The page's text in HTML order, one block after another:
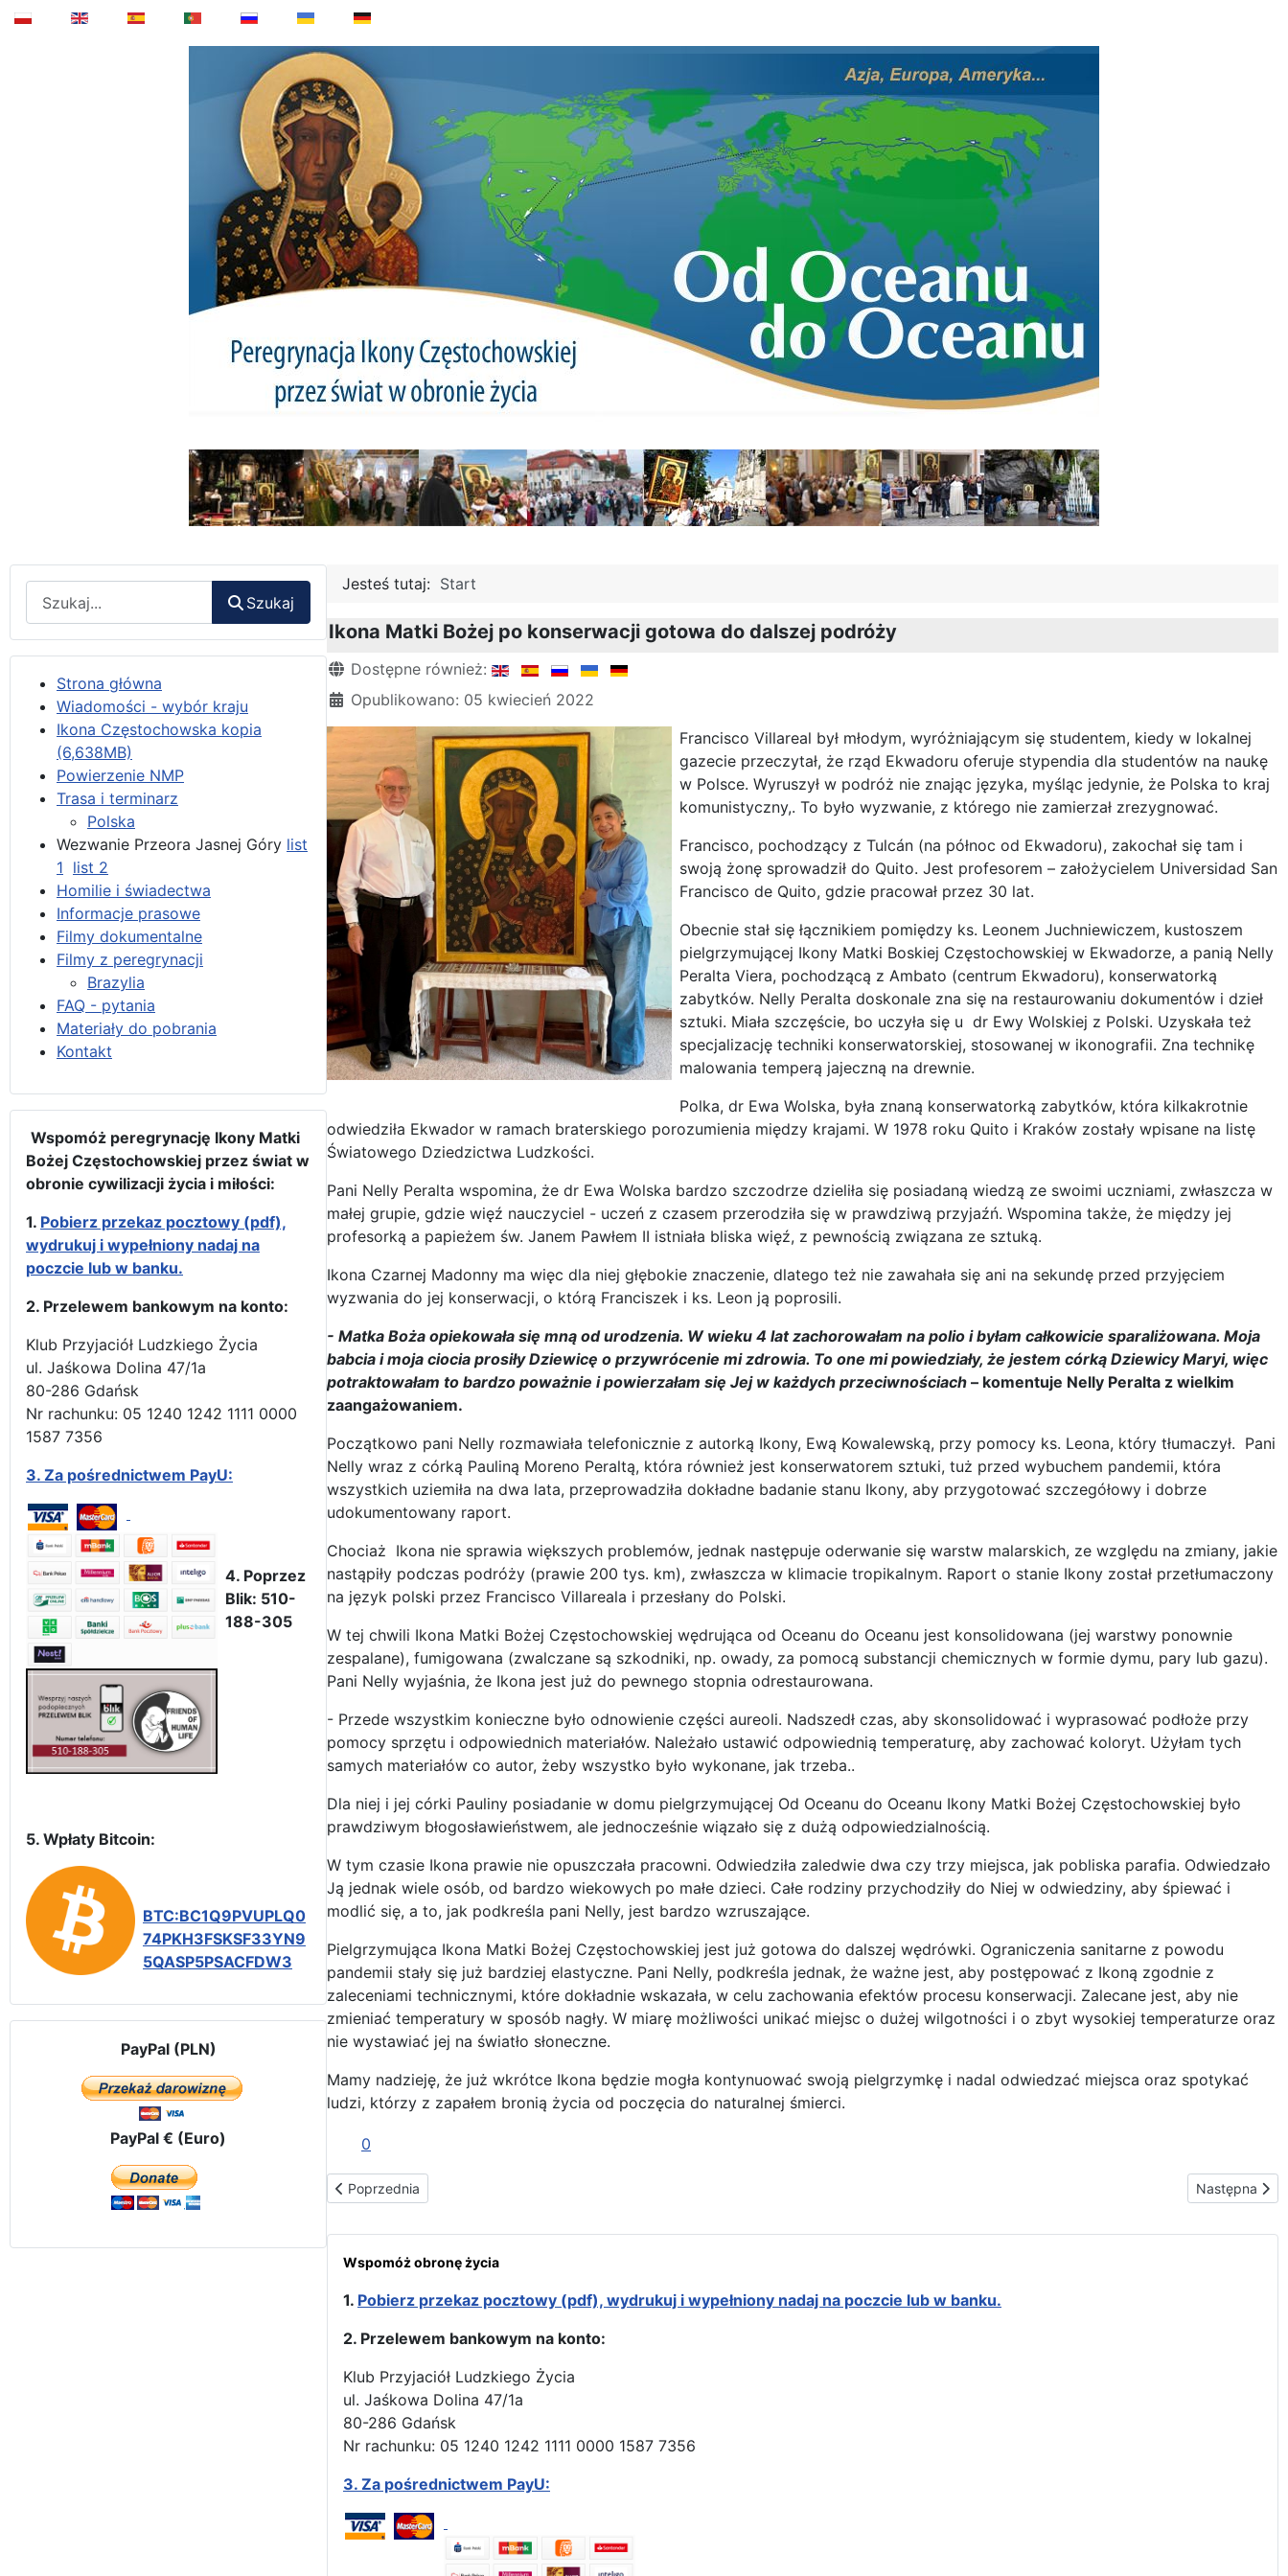
Szukaj
Strona główna
Wiadomości - wybór kraju
Ikona Częstochowska kopia
(6,638MB)
Powierzenie NMP
Trasa i terminarz
Polska
Wezwanie Przeora Jasnej Góry list
1 list 2
Homilie i świadectwa
Informacje prasowe
Filmy dokumentalne
Filmy z peregrynacji
Brazylia
FAQ - pytania
Materiały do pobrania
Kontakt
Wspomóż peregrynację Ikony Matki
Bożej Częstochowskiej przez świat w
obronie cywilizacji życia i miłości:
1. Pobierz przekaz pocztowy (pdf),
wydrukuj i wypełniony nadaj na
poczcie lub w banku.
2. Przelewem bankowym na konto:
Klub Przyjaciół Ludzkiego Życia
ul. Jaśkowa Dolina 47/1a
80-286 Gdańsk
Nr rachunku: 05 1240 1242 1111 0000
1587 7356
3. Za pośrednictwem PayU:
4. Poprzez
Blik: 510-
188-305
5. Wpłaty Bitcoin:
BTC:BC1Q9PVUPLQ0
74PKH3FSKSF33YN9
5QASP5PSACFDW3
PayPal (PLN)
PayPal € (Euro)
Jesteś tutaj: Start
Ikona Matki Bożej po konserwacji gotowa do dalszej podróży
Szczegóły
Dostępne również:
Opublikowano: 05 kwiecień 2022
Francisco Villareal był młodym, wyróżniającym się studentem, kiedy w lokalnej
gazecie przeczytał, że rząd Ekwadoru oferuje stypendia dla studentów na naukę
w Polsce. Wyruszył w podróż nie znając języka, myśląc jedynie, że Polska to kraj
komunistyczny,. To było wyzwanie, z którego nie zamierzał zrezygnować.
Francisco, pochodzący z Tulcán (na północ od Ekwadoru), zakochał się tam i
swoją żonę sprowadził do Quito. Jest profesorem – założycielem Universidad San
Francisco de Quito, gdzie pracował przez 30 lat.
Obecnie stał się łącznikiem pomiędzy ks. Leonem Juchniewiczem, kustoszem
pielgrzymującej Ikony Matki Boskiej Częstochowskiej w Ekwadorze, a panią Nelly
Peralta Viera, pochodzącą z Ambato (centrum Ekwadoru), konserwatorką
zabytków. Nelly Peralta doskonale zna się na restaurowaniu dokumentów i dzieł
sztuki. Miała szczęście, bo uczyła się u dr Ewy Wolskiej z Polski. Uzyskała też
specjalizację techniki konserwatorskiej, stosowanej w ikonografii. Zna technikę
malowania temperą jajeczną na drewnie.
Polka, dr Ewa Wolska, była znaną konserwatorką zabytków, która kilkakrotnie
odwiedziła Ekwador w ramach braterskiego porozumienia między krajami. W 1978 roku Quito i Kraków zostały wpisane na listę
Światowego Dziedzictwa Ludzkości.
Pani Nelly Peralta wspomina, że ​​dr Ewa Wolska bardzo szczodrze dzieliła się posiadaną wiedzą ze swoimi uczniami, zwłaszcza w
małej grupie, gdzie więź nauczyciel - uczeń z czasem przerodziła się w prawdziwą przyjaźń. Wspomina także, że między jej
profesorką a papieżem św. Janem Pawłem II istniała bliska więź, z pewnością związana ze sztuką.
Ikona Czarnej Madonny ma więc dla niej głębokie znaczenie, dlatego też nie zawahała się ani na sekundę przed przyjęciem
wyzwania do jej konserwacji, o którą Franciszek i ks. Leon ją poprosili.
- Matka Boża opiekowała się mną od urodzenia. W wieku 4 lat zachorowałam na polio i byłam całkowicie sparaliżowana. Moja
babcia i moja ciocia prosiły Dziewicę o przywrócenie mi zdrowia. To one mi powiedziały, że jestem córką Dziewicy Maryi, więc
potraktowałam to bardzo poważnie i powierzałam się Jej w każdych przeciwnościach – komentuje Nelly Peralta z wielkim
zaangażowaniem.
Początkowo pani Nelly rozmawiała telefonicznie z autorką Ikony, Ewą Kowalewską, przy pomocy ks. Leona, który tłumaczył. Pani
Nelly wraz z córką Pauliną Moreno Peraltą, która również jest konserwatorem sztuki, tuż przed wybuchem pandemii, która
wszystkich uziemiła na dwa lata, przeprowadziła dokładne badanie stanu Ikony, aby przygotować szczegółowy i dobrze
udokumentowany raport.
Chociaż Ikona nie sprawia większych problemów, jednak następuje oderwanie się warstw malarskich, ze względu na zmiany, jakie
nastąpiły podczas podróży (prawie 200 tys. km), zwłaszcza w klimacie tropikalnym. Raport o stanie Ikony został przetłumaczony
na język polski przez Francisco Villareala i przesłany do Polski.
W tej chwili Ikona Matki Bożej Częstochowskiej wędrująca od Oceanu do Oceanu jest konsolidowana (jej warstwy ponownie
zespalane), fumigowana (zwalczane są szkodniki, np. owady, za pomocą substancji chemicznych w formie dymu, pary lub gazu).
Pani Nelly wyjaśnia, że Ikona jest już do pewnego stopnia odrestaurowana.
- Przede wszystkim konieczne było odnowienie części aureoli. Nadszedł czas, aby skonsolidować i wyprasować podłoże przy
pomocy sprzętu i odpowiednich materiałów. Należało ustawić odpowiednią temperaturę, aby zachować koloryt. Użyłam tych
samych materiałów co autor, żeby wszystko było wykonane, jak trzeba..
Dla niej i jej córki Pauliny posiadanie w domu pielgrzymującej Od Oceanu do Oceanu Ikony Matki Bożej Częstochowskiej było
prawdziwym błogosławieństwem, ale jednocześnie wiązało się z dużą odpowiedzialnością.
W tym czasie Ikona prawie nie opuszczała pracowni. Odwiedziła zaledwie dwa czy trzy miejsca, jak pobliska parafia. Odwiedzało
Ją jednak wiele osób, od bardzo wiekowych po małe dzieci. Całe rodziny przychodziły do Niej w odwiedziny, aby śpiewać i
modlić się, a to, jak podkreśla pani Nelly, jest bardzo wzruszające.
Pielgrzymująca Ikona Matki Bożej Częstochowskiej jest już gotowa do dalszej wędrówki. Ograniczenia sanitarne z powodu
pandemii stały się już bardziej elastyczne. Pani Nelly, podkreśla jednak, że ważne jest, aby postępować z Ikoną zgodnie z
zaleceniami technicznymi, które dokładnie wskazała, w celu zachowania efektów procesu konserwacji. Zalecane jest, aby nie
zmieniać temperatury w sposób nagły. W miarę możliwości unikać miejsc o dużej wilgotności i o zbyt wysokiej temperaturze oraz
nie wystawiać jej na światło słoneczne.
Mamy nadzieję, że już wkrótce Ikona będzie mogła kontynuować swoją pielgrzymkę i nadal odwiedzać miejsca oraz spotykać
ludzi, którzy z zapałem bronią życia od poczęcia do naturalnej śmierci.
0
Poprzednia strona: 25 kwietnia 2023 r. do Domu Ojca odszedł ś. p. o. Maksym Obuchow
Poprzednia Następna
Następna
Wspomóż obronę życia
1. Pobierz przekaz pocztowy (pdf), wydrukuj i wypełniony nadaj na poczcie lub w banku.
2. Przelewem bankowym na konto:
Klub Przyjaciół Ludzkiego Życia
ul. Jaśkowa Dolina 47/1a
80-286 Gdańsk
Nr rachunku: 05 1240 1242 1111 0000 1587 7356
3. Za pośrednictwem PayU: